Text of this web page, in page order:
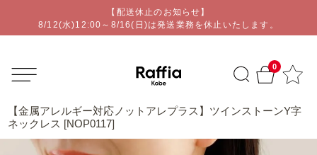
【配送休止のお知らせ】
8/12(水)12:00～8/16(日)は発送業務を休止いたします。
0
オリジナルアクセサリー通販ショップ | Raffia kobe
【金属アレルギー対応ノットアレプラス】ツインストーンY字
ネックレス [NOP0117]